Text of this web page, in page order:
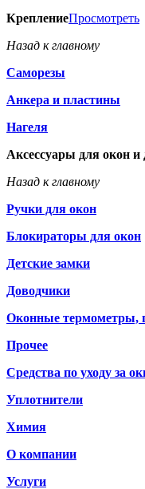
КреплениеПросмотреть
Назад к главному
Саморезы
Анкера и пластины
Нагеля
Аксессуары для окон и
Назад к главному
Ручки для окон
Блокираторы для окон
Детские замки
Доводчики
Оконные термометры,
Прочее
Средства по уходу за
Уплотнители
Химия
О компании
Услуги